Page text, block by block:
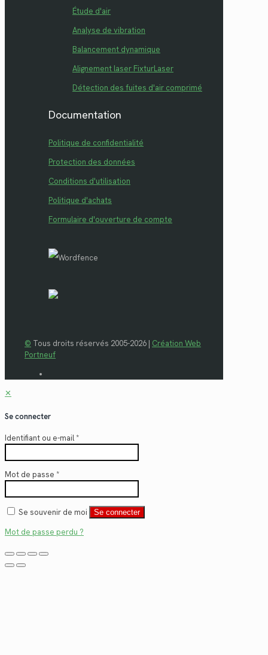
Étude d'air
Analyse de vibration
Balancement dynamique
Alignement laser FixturLaser
Détection des fuites d'air comprimé
Documentation
Politique de confidentialité
Protection des données
Conditions d'utilisation
Politique d'achats
Formulaire d'ouverture de compte
© Tous droits réservés 2005-2026 | Création Web
Portneuf
✕
Se connecter
Identifiant ou e-mail*
Mot de passe *
Se souvenir de moi Se connecter
Mot de passe perdu ?